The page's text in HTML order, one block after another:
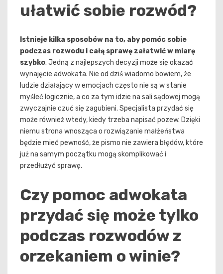
ułatwić sobie rozwód?
Istnieje kilka sposobów na to, aby pomóc sobie
podczas rozwodu i całą sprawę załatwić w miarę
szybko. Jedną z najlepszych decyzji może się okazać
wynajęcie adwokata. Nie od dziś wiadomo bowiem, że
ludzie działający w emocjach często nie są w stanie
myśleć logicznie, a co za tym idzie na sali sądowej mogą
zwyczajnie czuć się zagubieni. Specjalista przydać się
może również wtedy, kiedy trzeba napisać pozew. Dzięki
niemu strona wnosząca o rozwiązanie małżeństwa
będzie mieć pewność, że pismo nie zawiera błędów, które
już na samym początku mogą skomplikować i
przedłużyć sprawę.
Czy pomoc adwokata
przydać się może tylko
podczas rozwodów z
orzekaniem o winie?